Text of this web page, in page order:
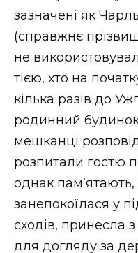
зазначені як
(справжнє
не
тією, хто на
кілька разів до
родинний будинок
мешканці
розпитали гостю
однак
занепокоїлася у
сходів, принесла
для догляду за